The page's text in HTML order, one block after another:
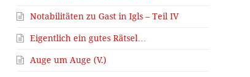
Notabilitäten zu Gast in Igls – Teil IV
Eigentlich ein gutes Rätsel…
Auge um Auge (V.)